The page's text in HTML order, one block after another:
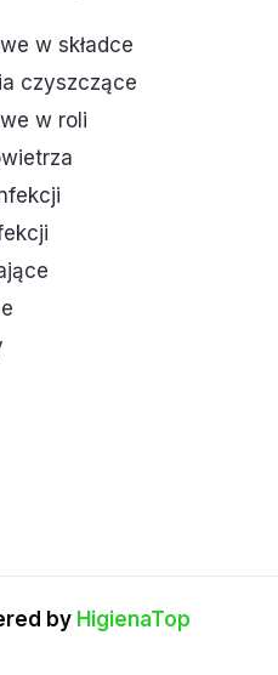
w składce
czyszczące
w roli
by HigienaTop